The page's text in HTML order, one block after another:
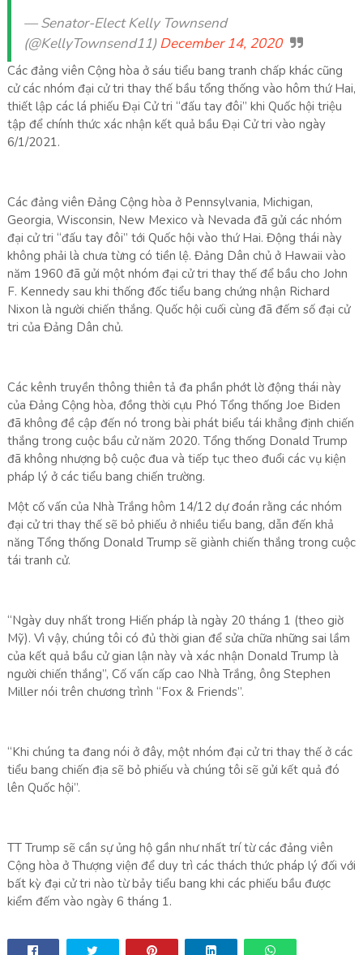
— Senator-Elect Kelly Townsend
(@KellyTownsend11)December 14, 2020
Các đảng viên Cộng hòa ở sáu tiểu bang tranh chấp khác cũng
cử các nhóm đại cử tri thay thế bầu tổng thống vào hôm thứ Hai,
thiết lập các lá phiếu Đại Cử tri “đấu tay đôi” khi Quốc hội triệu
tập để chính thức xác nhận kết quả bầu Đại Cử tri vào ngày
6/1/2021.
Các đảng viên Đảng Cộng hòa ở Pennsylvania, Michigan,
Georgia, Wisconsin, New Mexico và Nevada đã gửi các nhóm
đại cử tri “đấu tay đôi” tới Quốc hội vào thứ Hai. Động thái này
không phải là chưa từng có tiền lệ. Đảng Dân chủ ở Hawaii vào
năm 1960 đã gửi một nhóm đại cử tri thay thế để bầu cho John
F. Kennedy sau khi thống đốc tiểu bang chứng nhận Richard
Nixon là người chiến thắng. Quốc hội cuối cùng đã đếm số đại cử
tri của Đảng Dân chủ.
Các kênh truyền thông thiên tả đa phần phớt lờ động thái này
của Đảng Cộng hòa, đồng thời cựu Phó Tổng thống Joe Biden
đã không đề cập đến nó trong bài phát biểu tái khẳng định chiến
thắng trong cuộc bầu cử năm 2020. Tổng thống Donald Trump
đã không nhượng bộ cuộc đua và tiếp tục theo đuổi các vụ kiện
pháp lý ở các tiểu bang chiến trường.
Một cố vấn của Nhà Trắng hôm 14/12 dự đoán rằng các nhóm
đại cử tri thay thế sẽ bỏ phiếu ở nhiều tiểu bang, dẫn đến khả
năng Tổng thống Donald Trump sẽ giành chiến thắng trong cuộc
tái tranh cử.
“Ngày duy nhất trong Hiến pháp là ngày 20 tháng 1 (theo giờ
Mỹ). Vì vậy, chúng tôi có đủ thời gian để sửa chữa những sai lầm
của kết quả bầu cử gian lận này và xác nhận Donald Trump là
người chiến thắng”, Cố vấn cấp cao Nhà Trắng, ông Stephen
Miller nói trên chương trình “Fox & Friends”.
“Khi chúng ta đang nói ở đây, một nhóm đại cử tri thay thế ở các
tiểu bang chiến địa sẽ bỏ phiếu và chúng tôi sẽ gửi kết quả đó
lên Quốc hội”.
TT Trump sẽ cần sự ủng hộ gần như nhất trí từ các đảng viên
Cộng hòa ở Thượng viện để duy trì các thách thức pháp lý đối với
bất kỳ đại cử tri nào từ bảy tiểu bang khi các phiếu bầu được
kiểm đếm vào ngày 6 tháng 1.